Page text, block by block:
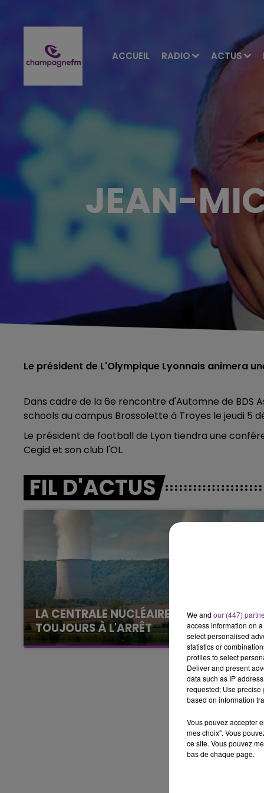
ACCUEIL RADIO ACTUS
5h00 - 6h00
LE BEST OF DE LA FAMILLE
JEAN-
Le président de L'Olympique Lyonnais animera
Dans cadre de la 6e rencontre d'Automne de BDS
schools au campus Brossolette à Troyes le jeudi 5
Le président de football de Lyon tiendra une
Cegid et son club l'OL.
FIL D'ACTUS
LA CENTRALE NUCLÉAIRE DE CHOOZ
TOUJOURS À L'ARRÊT
Cela fait déjà une semaine que la centrale
nucléaire ardennaise est à l'arrêt. Une situation
justifiée par la sécheresse intense qui est
We and our (447)
access information on
select personalised
statistics or
profiles to select
Deliver and present
data such as IP
requested; Use precise
based on information
Vous pouvez accepter
mes choix". Vous
ce site. Vous pouvez
bas de chaque page.